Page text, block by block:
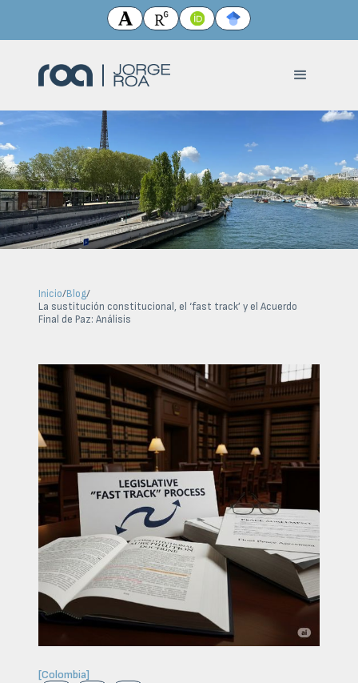
Inicio/Blog/
La sustitución constitucional, el ‘fast track’ y el Acuerdo
Final de Paz: Análisis
[Colombia]